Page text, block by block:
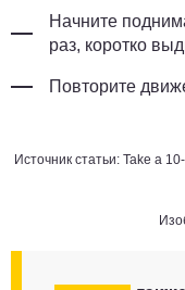
Начните
раз, коротко
Повторите
Источник статьи: Take a